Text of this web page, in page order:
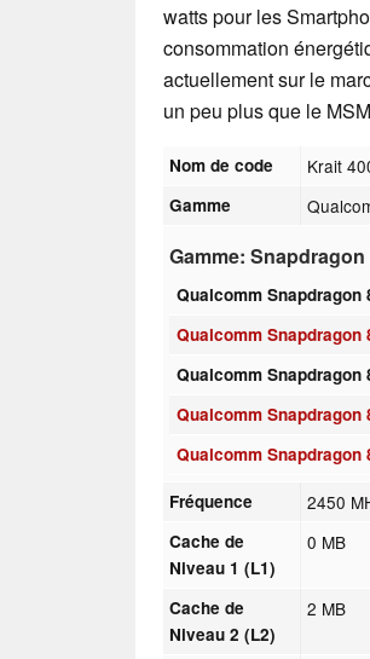
watts pour les
consommation
actuellement sur le
un peu plus que le
Nom de code Krait
Gamme
Gamme:
Qualcomm Snapdragon
Qualcomm Snapdragon
Qualcomm Snapdragon
Qualcomm Snapdragon
Qualcomm Snapdragon
Fréquence 2450
Cache de
Niveau 1 (L1)
0 MB
Cache de
Niveau 2 (L2)
2 MB